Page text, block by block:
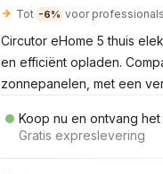
Tot -6% voor
Circutor eHome 5 thuis
en efficiënt opladen.
zonnepanelen, met een
Koop nu en ontvang het
Gratis expreslevering